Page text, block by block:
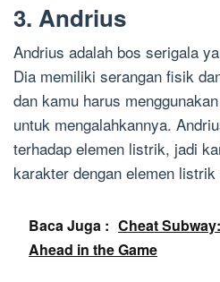
3. Andrius
Andrius adalah bos serigala
Dia memiliki serangan fisik
dan kamu harus
untuk mengalahkannya.
terhadap elemen listrik, jadi
karakter dengan elemen
Baca Juga : Cheat
Ahead in the Game